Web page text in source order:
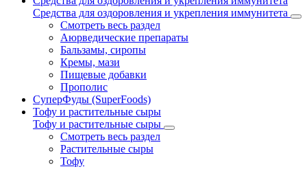
Средства для оздоровления и укрепления иммунитета
Смотреть весь раздел
Аюрведические препараты
Бальзамы, сиропы
Кремы, мази
Пищевые добавки
Прополис
СуперФуды (SuperFoods)
Тофу и растительные сыры
Тофу и растительные сыры
Смотреть весь раздел
Растительные сыры
Тофу